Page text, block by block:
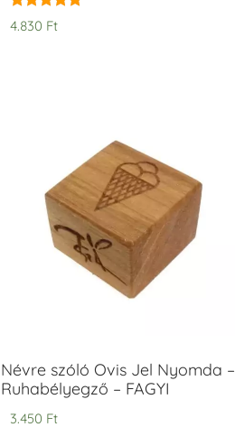
Értékelés:
5.00
4.830 Ft
Névre szóló Ovis Jel Nyomda –
Ruhabélyegző – FAGYI
3.450 Ft